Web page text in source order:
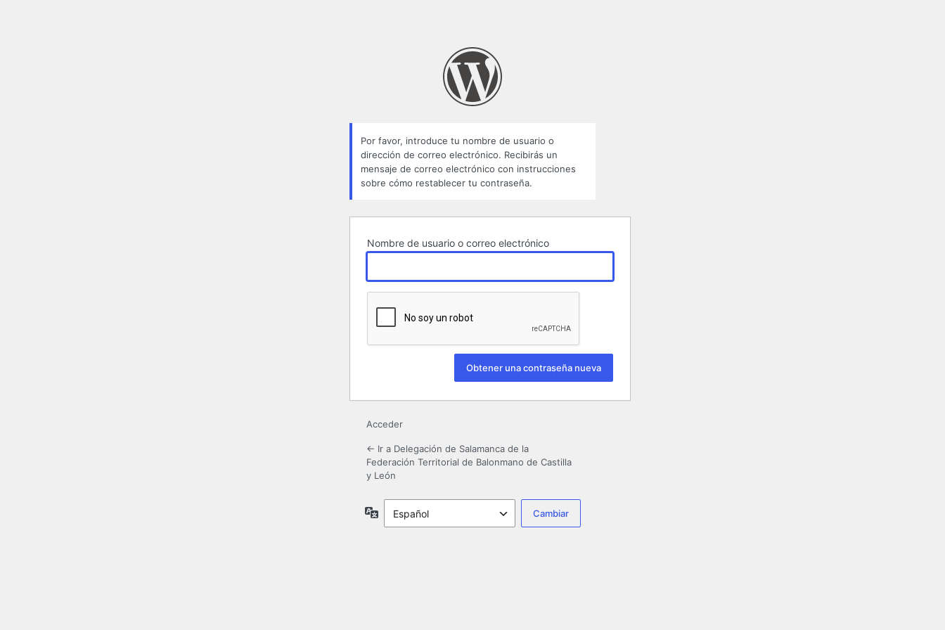
Por favor, introduce tu nombre de usuario o
dirección de correo electrónico. Recibirás un
mensaje de correo electrónico con instrucciones
sobre cómo restablecer tu contraseña.
Nombre de usuario o correo electrónico
Acceder
← Ir a Delegación de Salamanca de la
Federación Territorial de Balonmano de Castilla
y León
Idioma